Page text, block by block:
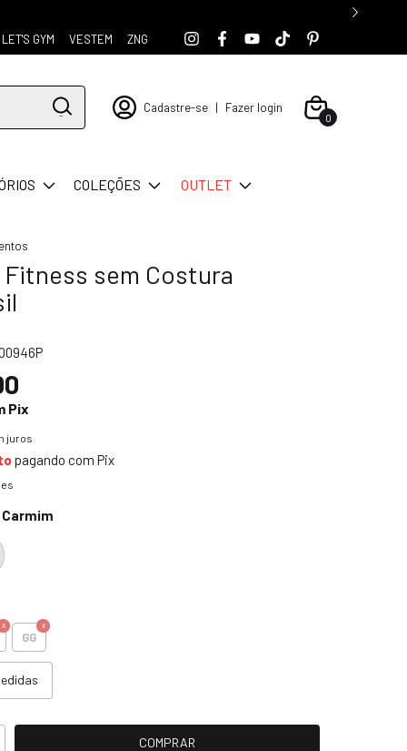
LET'S GYM VESTEM ZNG
Cadastre-se | Fazer login
0
COLEÇÕES OUTLET
sem Costura
Pix
juros
pagando com Pix
GG